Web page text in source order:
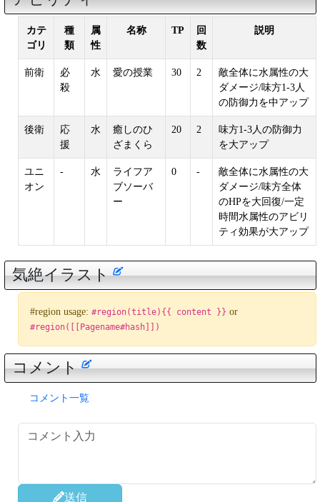
カテ
ゴリ
種
類
属
性
名称 TP
回
数
説明
前衛
必
殺
水 愛の授業 30 2
敵全体に水属性の大
ダメージ/味方1-3人
の防御力を中アップ
後衛
応
援
水
癒しのひ
ざまくら
20 2
味方1-3人の防御力
を大アップ
ユニ
オン
- 水
ライフア
ブソーバ
ー
0 -
敵全体に水属性の大
ダメージ/味方全体
のHPを大回復/一定
時間水属性のアビリ
ティ効果が大アップ
気絶イラスト
#region usage: #region(title){{ content }} or
#region([[Pagename#hash]])
コメント
コメント一覧
送信